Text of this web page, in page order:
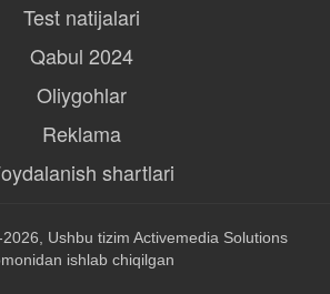
Test natijalari
Qabul 2024
Oliygohlar
Reklama
shartlari
Ushbu tizim Activemedia Solutions
ishlab chiqilgan